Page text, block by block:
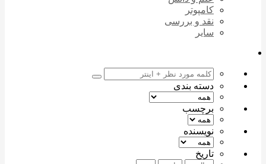
کامپوتر
نقد و بررسی
سایر
دسته بندی
برچسب
نویسنده
تاریخ